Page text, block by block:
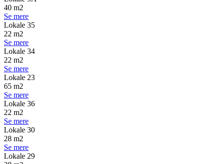
40 m2
Se mere
Lokale 35
22 m2
Se mere
Lokale 34
22 m2
Se mere
Lokale 23
65 m2
Se mere
Lokale 36
22 m2
Se mere
Lokale 30
28 m2
Se mere
Lokale 29